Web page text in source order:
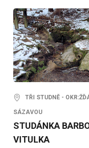
TŘI STUDNĚ -
SÁZAVOU
STUDÁNKA
VITULKA